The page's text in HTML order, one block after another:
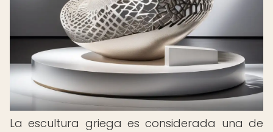
La escultura griega es considerada una de